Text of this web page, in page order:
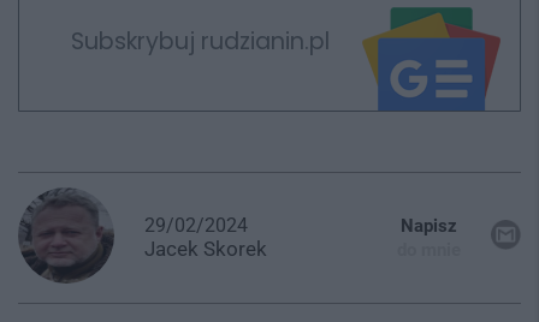
Subskrybuj rudzianin.pl
29/02/2024
Jacek Skorek
Napisz